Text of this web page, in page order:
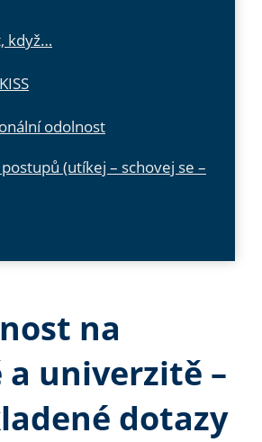
když…
odolnost
(utíkej – schovej se –
na
univerzitě –
dotazy